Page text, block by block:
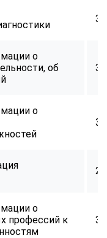
30
о
об
30
о
30
2
о
профессий к
30